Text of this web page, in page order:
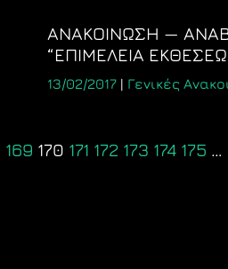
ΑΝΑΚΟΙΝΩΣΗ —
“ΕΠΙΜEΛΕΙΑ
13/02/2017 | Γενικές
169 170 171 172 173 174 175 …